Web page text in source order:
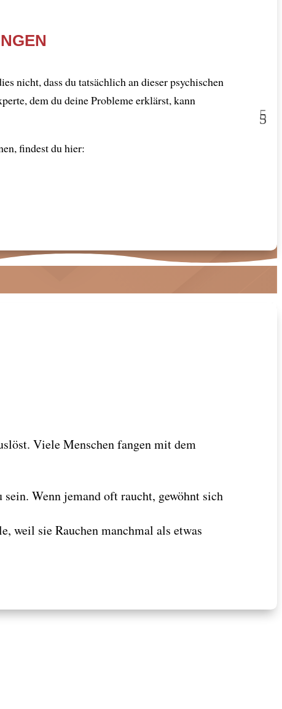
nicht, dass du tatsächlich an dieser psychischen
dem du deine Probleme erklärst, kann
findest du hier:
Viele Menschen fangen mit dem
Wenn jemand oft raucht, gewöhnt sich
weil sie Rauchen manchmal als etwas